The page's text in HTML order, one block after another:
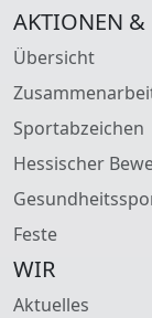
AKTIONEN &
Übersicht
Sportabzeichen
Hessischer
Feste
WIR
Aktuelles